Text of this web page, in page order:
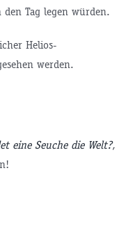
Tag legen würden.
Helios-
werden.
eine Seuche die Welt?,